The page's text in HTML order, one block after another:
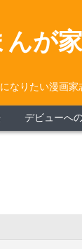
んが
なりたい漫画
デビューへ